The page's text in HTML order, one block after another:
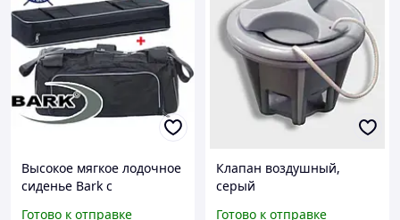
Высокое мягкое лодочное
сиденье Bark с
Готово к отправке
Клапан воздушный,
серый
Готово к отправке